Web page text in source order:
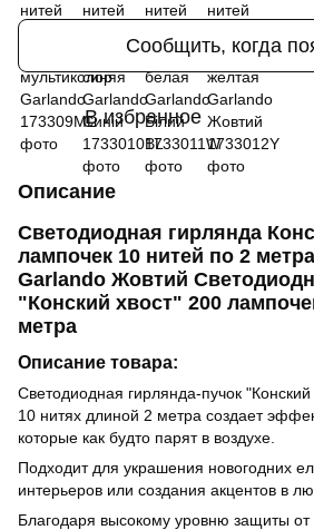
Сообщить, когда
В избранное
Описание
Светодиодная гирлянда
лампочек 10 нитей по 2
Garlando Жовтий
"Конский хвост" 200
метра
Описание товара:
Светодиодная гирлянда-пучок
10 нитях длиной 2 метра создает
которые как будто парят в воздухе.
Подходит для украшения новогодних
интерьеров или создания акцентов в
Благодаря высокому уровню защиты от